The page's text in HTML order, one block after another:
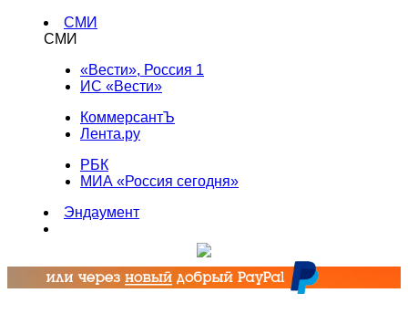
СМИ
СМИ
«Вести», Россия 1
ИС «Вести»
КоммерсантЪ
Лента.ру
РБК
МИА «Россия сегодня»
Эндаумент